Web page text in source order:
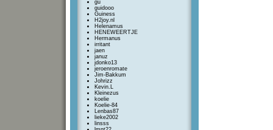
gu
guidooo
Guiness
H2joy.nl
Helenamus
HENEWEERTJE
Hermanus
irritant
jaen
januz
jdonko13
jeroenromate
Jim-Bakkum
Johrizz
Kevin.L
Kleinezus
koelie
Koelie-84
Lenbas87
lieke2002
linsss